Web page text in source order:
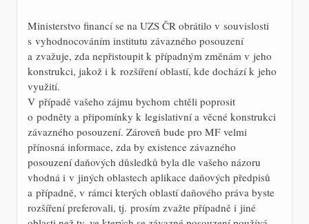
Ministerstvo financí se na UZS ČR obrátilo v souvislosti
s vyhodnocováním institutu závazného posouzení
a zvažuje, zda nepřistoupit k případným změnám v jeho
konstrukci, jakož i k rozšíření oblastí, kde dochází k jeho
využití.
V případě vašeho zájmu bychom chtěli poprosit
o podněty a připomínky k legislativní a věcné konstrukci
závazného posouzení. Zároveň bude pro MF velmi
přínosná informace, zda by existence závazného
posouzení daňových důsledků byla dle vašeho názoru
vhodná i v jiných oblastech aplikace daňových předpisů
a případně, v rámci kterých oblastí daňového práva byste
rozšíření preferovali, tj. prosím zvažte případně i jiné